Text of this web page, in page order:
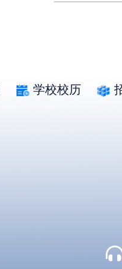
学校校历